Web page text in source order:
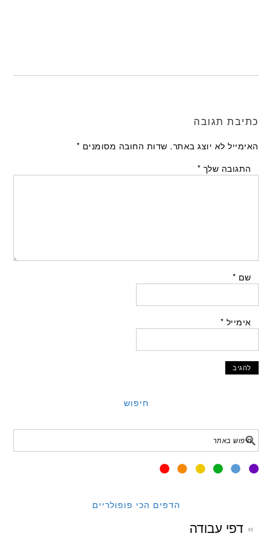
כתיבת תגובה
האימייל לא יוצג באתר. שדות החובה מסומנים *
התגובה שלך *
שם *
אימייל *
חיפוש
הדפים הכי פופולריים
דפי עבודה